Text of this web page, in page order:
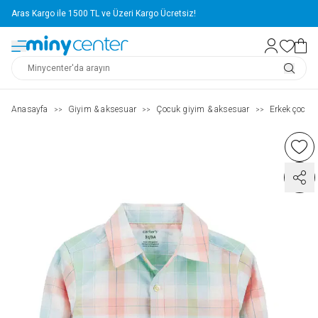
Aras Kargo ile 1500 TL ve Üzeri Kargo Ücretsiz!
Anasayfa >> Giyim & aksesuar >> Çocuk giyim & aksesuar >> Erkek